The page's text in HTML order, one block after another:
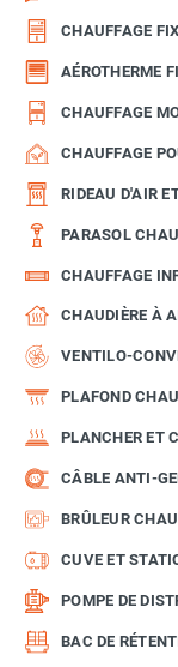
CHAUFFAGE
AÉROTHERME
CHAUFFAGE
CHAUFFAGE
RIDEAU D'AIR
PARASOL
CHAUFFAGE
CHAUDIÈRE À
VENTILO-
PLAFOND
PLANCHER ET
CÂBLE ANTI-
BRÛLEUR
CUVE ET
POMPE DE
BAC DE